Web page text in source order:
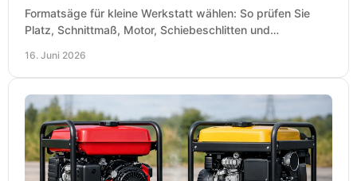
Formatsäge für kleine Werkstatt wählen: So prüfen Sie
Platz, Schnittmaß, Motor, Schiebeschlitten und
16. Juni 2026